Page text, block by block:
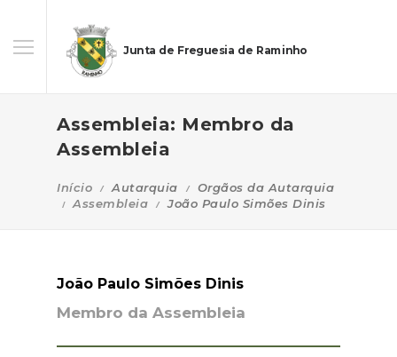
Junta de Freguesia de Raminho
Assembleia: Membro da
Assembleia
Início Autarquia
Orgãos da Autarquia
Assembleia
João Paulo Simões Dinis
João Paulo Simões Dinis
Membro da Assembleia